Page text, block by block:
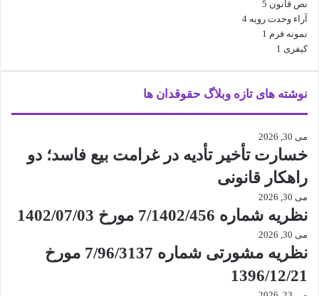
نص قانون 5
آراء وحدت رویه 4
نمونه فرم 1
کیفری 1
نوشته های تازه وبلاگ حقوقدان ها
می 30, 2026
خسارت تأخیر تأدیه در غرامت بیع فاسد؛ دو
راهکار قانونی
می 30, 2026
نظریه شماره 7/1402/456 مورخ 1402/07/03
می 30, 2026
نظریه مشورتی شماره 7/96/3137 مورخ
1396/12/21